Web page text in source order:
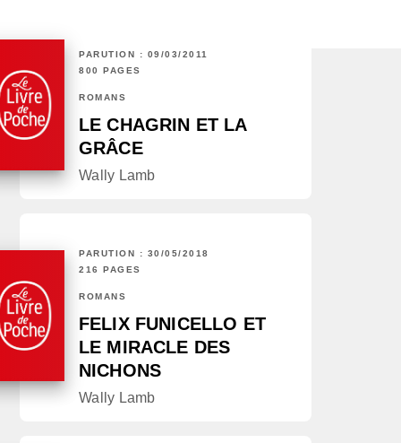
PARUTION : 09/03/2011
800 PAGES
ROMANS
LE CHAGRIN ET LA
GRÂCE
Wally Lamb
PARUTION : 30/05/2018
216 PAGES
ROMANS
FELIX FUNICELLO ET
LE MIRACLE DES
NICHONS
Wally Lamb